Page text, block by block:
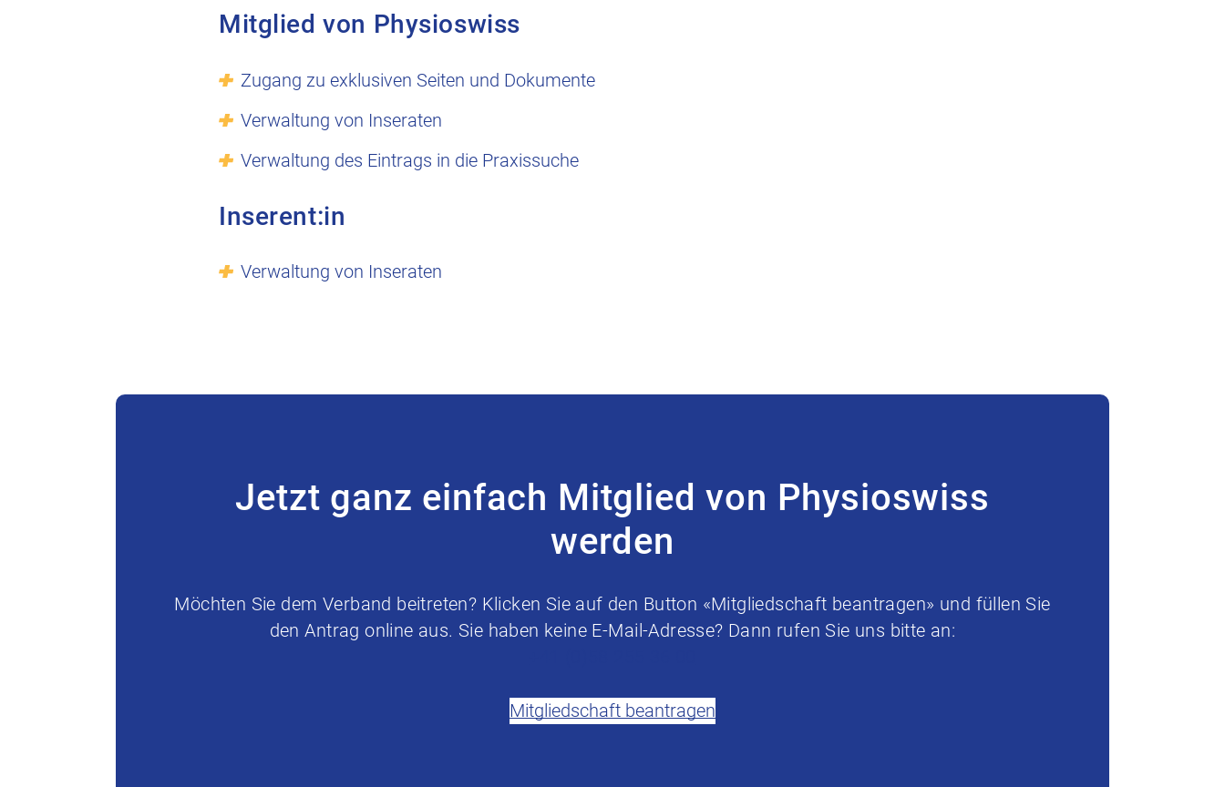
Mitglied von Physioswiss
Zugang zu exklusiven Seiten und Dokumente
Verwaltung von Inseraten
Verwaltung des Eintrags in die Praxissuche
Inserent:in
Verwaltung von Inseraten
Jetzt ganz einfach Mitglied von Physioswiss
werden
Möchten Sie dem Verband beitreten? Klicken Sie auf den Button «Mitgliedschaft beantragen» und füllen Sie
den Antrag online aus. Sie haben keine E-Mail-Adresse? Dann rufen Sie uns bitte an:
Mitgliedschaft beantragen